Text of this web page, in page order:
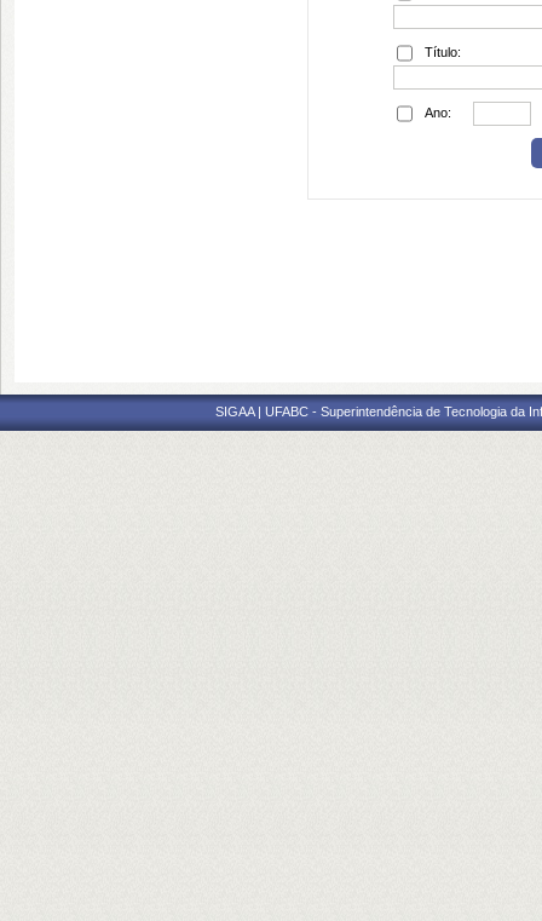
Título:
Ano:
SIGAA | UFABC - Superintendência de Tecnologia da